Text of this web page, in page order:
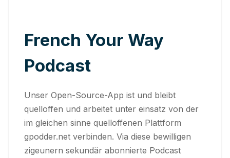
French Your Way
Podcast
Unser Open-Source-App ist und bleibt
quelloffen und arbeitet unter einsatz von der
im gleichen sinne quelloffenen Plattform
gpodder.net verbinden. Via diese bewilligen
zigeunern sekundär abonnierte Podcast